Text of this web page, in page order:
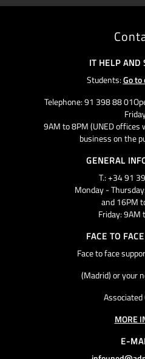
IT HELP AND
Students:Go
Telephone: 91 398 88
9AM to 8PM (UNED offices
business on the
GENERAL
T.: +34 91
Monday -
and 16PM
Friday: 9AM
FACE TO
Face to face
(Madrid) or your
MORE
E-